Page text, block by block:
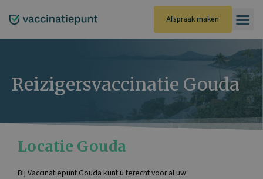
naar
Afspraak maken
Reizigersvaccinatie Gouda
Locatie Gouda
Bij Vaccinatiepunt Gouda kunt u terecht voor al uw